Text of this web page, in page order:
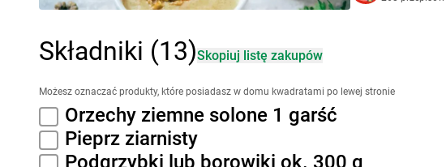
Składniki (13)Skopiuj listę zakupów
Możesz oznaczać produkty, które posiadasz w domu kwadratami po lewej stronie
Orzechy ziemne solone 1 garść
Pieprz ziarnisty
Podgrzybki lub borowiki ok. 300 g